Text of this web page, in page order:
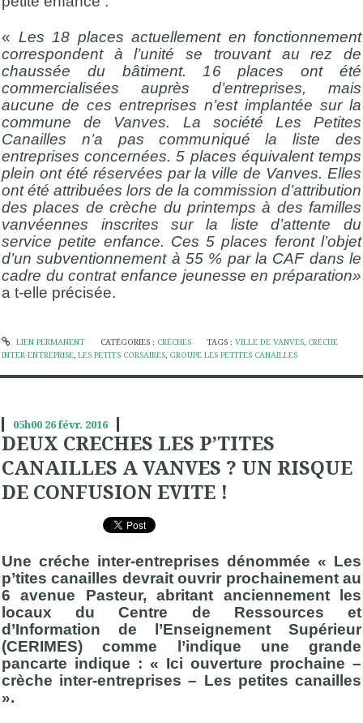
« Les 18 places actuellement en fonctionnement
correspondent à l’unité se trouvant au rez de
chaussée du bâtiment. 16 places ont été
commercialisées auprès d’entreprises, mais
aucune de ces entreprises n’est implantée sur la
commune de Vanves. La société Les Petites
Canailles n’a pas communiqué la liste des
entreprises concernées. 5 places équivalent temps
plein ont été réservées par la ville de Vanves. Elles
ont été attribuées lors de la commission d’attribution
des places de crèche du printemps à des familles
vanvéennes inscrites sur la liste d’attente du
service petite enfance. Ces 5 places feront l’objet
d’un subventionnement à 55 % par la CAF dans le
cadre du contrat enfance jeunesse en préparation»
a t-elle précisée.
LIEN PERMANENT CATÉGORIES : CRÉCHES TAGS :VILLE DE VANVES, CRÉCHE
INTER-ENTREPRISE, LES PETITS CORSAIRES, GROUPE LES PETITES CANAILLES
05h00 26févr. 2016
DEUX CRECHES LES P’TITES
CANAILLES A VANVES ? UN RISQUE
DE CONFUSION EVITE !
Une créche inter-entreprises dénommée « Les
p’tites canailles devrait ouvrir prochainement au
6 avenue Pasteur, abritant anciennement les
locaux du Centre de Ressources et
d’Information de l’Enseignement Supérieur
(CERIMES) comme l’indique une grande
pancarte indique : « Ici ouverture prochaine –
crèche inter-entreprises – Les petites canailles
».